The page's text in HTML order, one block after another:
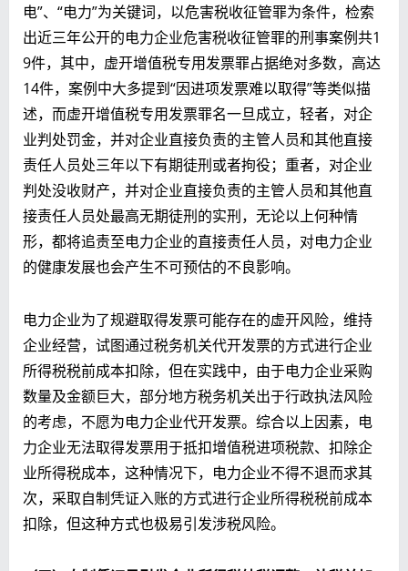
电”、“电力”为关键词，以危害税收征管罪为条件，检索
出近三年公开的电力企业危害税收征管罪的刑事案例共1
9件，其中，虚开增值税专用发票罪占据绝对多数，高达
14件，案例中大多提到“因进项发票难以取得”等类似描
述，而虚开增值税专用发票罪名一旦成立，轻者，对企
业判处罚金，并对企业直接负责的主管人员和其他直接
责任人员处三年以下有期徒刑或者拘役；重者，对企业
判处没收财产，并对企业直接负责的主管人员和其他直
接责任人员处最高无期徒刑的实刑，无论以上何种情
形，都将追责至电力企业的直接责任人员，对电力企业
的健康发展也会产生不可预估的不良影响。
电力企业为了规避取得发票可能存在的虚开风险，维持
企业经营，试图通过税务机关代开发票的方式进行企业
所得税税前成本扣除，但在实践中，由于电力企业采购
数量及金额巨大，部分地方税务机关出于行政执法风险
的考虑，不愿为电力企业代开发票。综合以上因素，电
力企业无法取得发票用于抵扣增值税进项税款、扣除企
业所得税成本，这种情况下，电力企业不得不退而求其
次，采取自制凭证入账的方式进行企业所得税税前成本
扣除，但这种方式也极易引发涉税风险。